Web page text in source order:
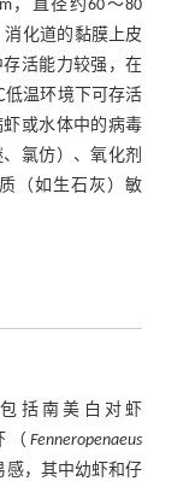
，直径约60～80
化道的黏膜上皮
活能力较强，在
温环境下可存活
或水体中的病毒
氯仿）、氧化剂
（如生石灰）敏
括南美白对虾
（Fenneropenaeus
感，其中幼虾和仔